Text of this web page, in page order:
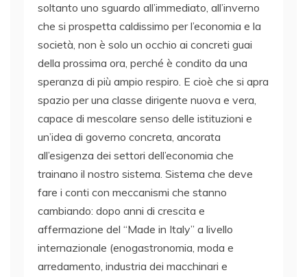
soltanto uno sguardo all’immediato, all’inverno
che si prospetta caldissimo per l’economia e la
società, non è solo un occhio ai concreti guai
della prossima ora, perché è condito da una
speranza di più ampio respiro. E cioè che si apra
spazio per una classe dirigente nuova e vera,
capace di mescolare senso delle istituzioni e
un’idea di governo concreta, ancorata
all’esigenza dei settori dell’economia che
trainano il nostro sistema. Sistema che deve
fare i conti con meccanismi che stanno
cambiando: dopo anni di crescita e
affermazione del “Made in Italy” a livello
internazionale (enogastronomia, moda e
arredamento, industria dei macchinari e